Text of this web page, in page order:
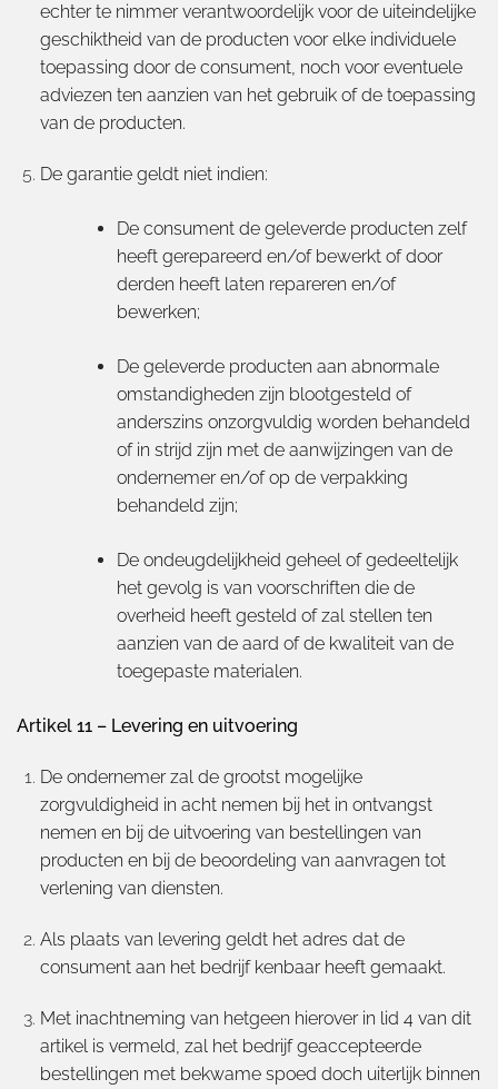
echter te nimmer verantwoordelijk voor de uiteindelijke
geschiktheid van de producten voor elke individuele
toepassing door de consument, noch voor eventuele
adviezen ten aanzien van het gebruik of de toepassing
van de producten.
De garantie geldt niet indien:
De consument de geleverde producten zelf
heeft gerepareerd en/of bewerkt of door
derden heeft laten repareren en/of
bewerken;
De geleverde producten aan abnormale
omstandigheden zijn blootgesteld of
anderszins onzorgvuldig worden behandeld
of in strijd zijn met de aanwijzingen van de
ondernemer en/of op de verpakking
behandeld zijn;
De ondeugdelijkheid geheel of gedeeltelijk
het gevolg is van voorschriften die de
overheid heeft gesteld of zal stellen ten
aanzien van de aard of de kwaliteit van de
toegepaste materialen.
Artikel 11 – Levering en uitvoering
De ondernemer zal de grootst mogelijke
zorgvuldigheid in acht nemen bij het in ontvangst
nemen en bij de uitvoering van bestellingen van
producten en bij de beoordeling van aanvragen tot
verlening van diensten.
Als plaats van levering geldt het adres dat de
consument aan het bedrijf kenbaar heeft gemaakt.
Met inachtneming van hetgeen hierover in lid 4 van dit
artikel is vermeld, zal het bedrijf geaccepteerde
bestellingen met bekwame spoed doch uiterlijk binnen